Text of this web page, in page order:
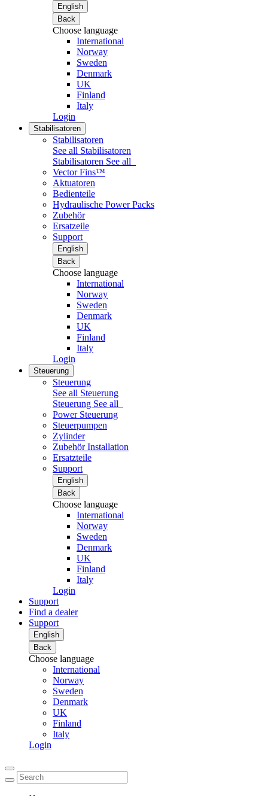
English
Back
Choose language
International
Norway
Sweden
Denmark
UK
Finland
Italy
Login
Stabilisatoren
Stabilisatoren
See all Stabilisatoren
Stabilisatoren See all
Vector Fins™
Aktuatoren
Bedienteile
Hydraulische Power Packs
Zubehör
Ersatzeile
Support
English
Back
Choose language
International
Norway
Sweden
Denmark
UK
Finland
Italy
Login
Steuerung
Steuerung
See all Steuerung
Steuerung See all
Power Steuerung
Steuerpumpen
Zylinder
Zubehör Installation
Ersatzteile
Support
English
Back
Choose language
International
Norway
Sweden
Denmark
UK
Finland
Italy
Login
Support
Find a dealer
Support
English
Back
Choose language
International
Norway
Sweden
Denmark
UK
Finland
Italy
Login